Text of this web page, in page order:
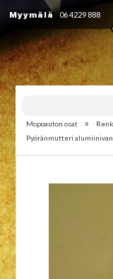
Myymälä 06 4229 888
Mopoauton osat »
Pyöränmutteri